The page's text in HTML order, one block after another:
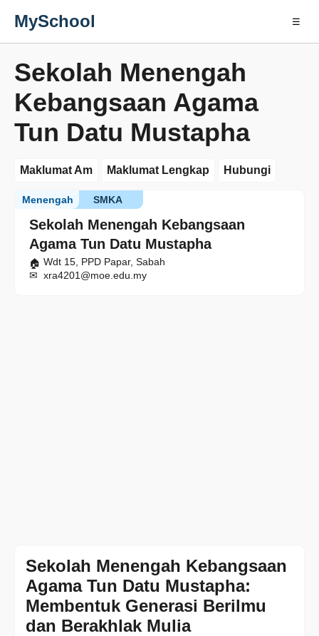
MySchool ☰
Sekolah Menengah
Kebangsaan Agama
Tun Datu Mustapha
Maklumat Am Maklumat Lengkap Hubungi
Sekolah Menengah Kebangsaan
Agama Tun Datu Mustapha
SMKA
Menengah
Wdt 15, PPD Papar, Sabah
xra4201@moe.edu.my
Sekolah Menengah Kebangsaan
Agama Tun Datu Mustapha:
Membentuk Generasi Berilmu
dan Berakhlak Mulia